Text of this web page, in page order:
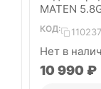
MATEN
КОД: 110237
Нет в
10 990 ₽